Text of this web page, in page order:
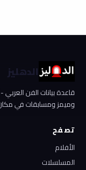
الدهليز
قاعدة بيانات الفن العربي
وميمز ومسابقات في
تصفح
الأفلام
المسلسلات